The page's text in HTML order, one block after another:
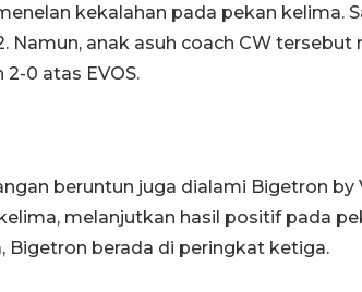
kekalahan pada pekan kelima.
Namun, anak asuh coach CW
0 atas EVOS.
beruntun juga dialami Bigetron by
melanjutkan hasil positif pada
Bigetron berada di peringkat ketiga.